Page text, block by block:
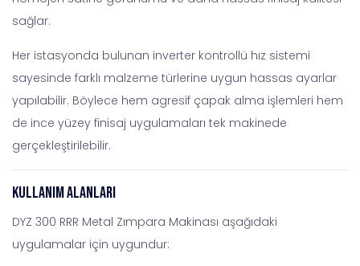
sağlar.
Her istasyonda bulunan inverter kontrollü hız sistemi
sayesinde farklı malzeme türlerine uygun hassas ayarlar
yapılabilir. Böylece hem agresif çapak alma işlemleri hem
de ince yüzey finisaj uygulamaları tek makinede
gerçekleştirilebilir.
Kullanım Alanları
DYZ 300 RRR Metal Zımpara Makinası aşağıdaki
uygulamalar için uygundur: